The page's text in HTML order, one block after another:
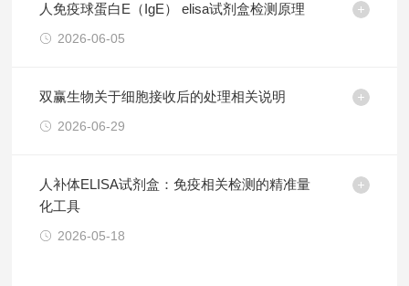
人免疫球蛋白E（IgE） elisa试剂盒检测原理
2026-06-05
双赢生物关于细胞接收后的处理相关说明
2026-06-29
人补体ELISA试剂盒：免疫相关检测的精准量
化工具
2026-05-18